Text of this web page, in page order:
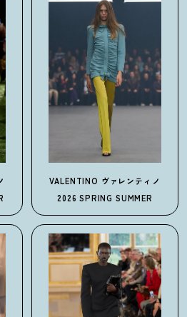
VALENTINO ヴァレンティノ
2026 SPRING SUMMER